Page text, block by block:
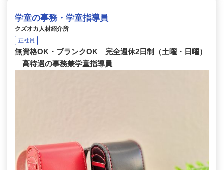
学童の事務・学童指導員
クズオカ人材紹介所
正社員
無資格OK・ブランクOK 完全週休2日制（土曜・日曜）
高待遇の事務兼学童指導員